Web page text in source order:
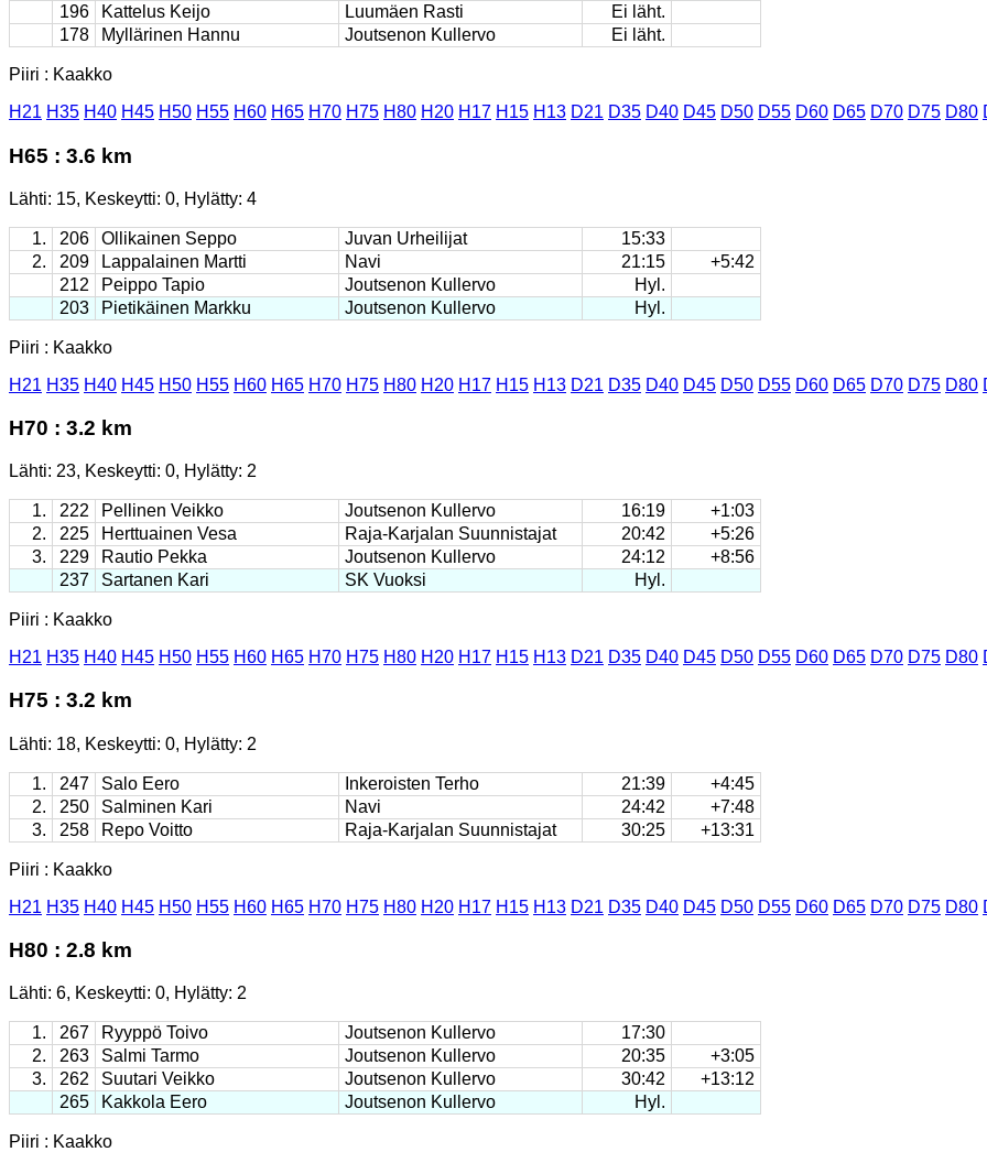
196
Kattelus Keijo Luumäen Rasti
Ei läht.
178
Myllärinen Hannu Joutsenon Kullervo Ei läht.
Piiri : Kaakko
H21 H35 H40 H45 H50 H55 H60 H65 H70 H75 H80 H20 H17 H15 H13 D21 D35 D40 D45 D50 D55 D60 D65 D70 D75 D80
H65 : 3.6 km
Lähti: 15, Keskeytti: 0, Hylätty: 4
1. 206 Ollikainen Seppo Juvan Urheilijat
15:33
2.
209 Lappalainen Martti Navi 21:15
+5:42
212
Peippo Tapio Joutsenon Kullervo
Hyl.
203
Pietikäinen Markku Joutsenon Kullervo Hyl.
Piiri : Kaakko
H21 H35 H40 H45 H50 H55 H60 H65 H70 H75 H80 H20 H17 H15 H13 D21 D35 D40 D45 D50 D55 D60 D65 D70 D75 D80
H70 : 3.2 km
Lähti: 23, Keskeytti: 0, Hylätty: 2
1. 222 Pellinen Veikko Joutsenon Kullervo 16:19
+1:03
2.
225 Herttuainen Vesa Raja-Karjalan Suunnistajat 20:42
+5:26
3.
229 Rautio Pekka Joutsenon Kullervo 24:12
+8:56
237
Sartanen Kari SK Vuoksi Hyl.
Piiri : Kaakko
H21 H35 H40 H45 H50 H55 H60 H65 H70 H75 H80 H20 H17 H15 H13 D21 D35 D40 D45 D50 D55 D60 D65 D70 D75 D80
H75 : 3.2 km
Lähti: 18, Keskeytti: 0, Hylätty: 2
1. 247 Salo Eero Inkeroisten Terho 21:39
+4:45
2.
250 Salminen Kari Navi 24:42
+7:48
3.
258 Repo Voitto Raja-Karjalan Suunnistajat 30:25 +13:31
Piiri : Kaakko
H21 H35 H40 H45 H50 H55 H60 H65 H70 H75 H80 H20 H17 H15 H13 D21 D35 D40 D45 D50 D55 D60 D65 D70 D75 D80
H80 : 2.8 km
Lähti: 6, Keskeytti: 0, Hylätty: 2
1. 267 Ryyppö Toivo Joutsenon Kullervo
17:30
2.
263 Salmi Tarmo Joutsenon Kullervo 20:35
+3:05
3.
262 Suutari Veikko Joutsenon Kullervo 30:42
+13:12
265
Kakkola Eero Joutsenon Kullervo Hyl.
Piiri : Kaakko